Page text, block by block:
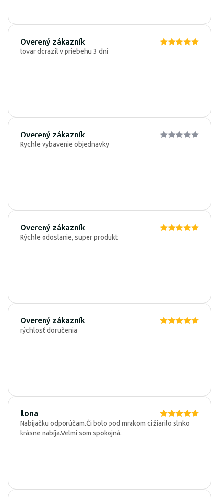
Overený zákazník
tovar dorazil v priebehu 3 dní
Overený zákazník
Rychle vybavenie objednavky
Overený zákazník
Rýchle odoslanie, super produkt
Overený zákazník
rýchlosť doručenia
Ilona
Nabíjačku odporúčam.Či bolo pod mrakom ci žiarilo slnko
krásne nabíja.Velmi som spokojná.